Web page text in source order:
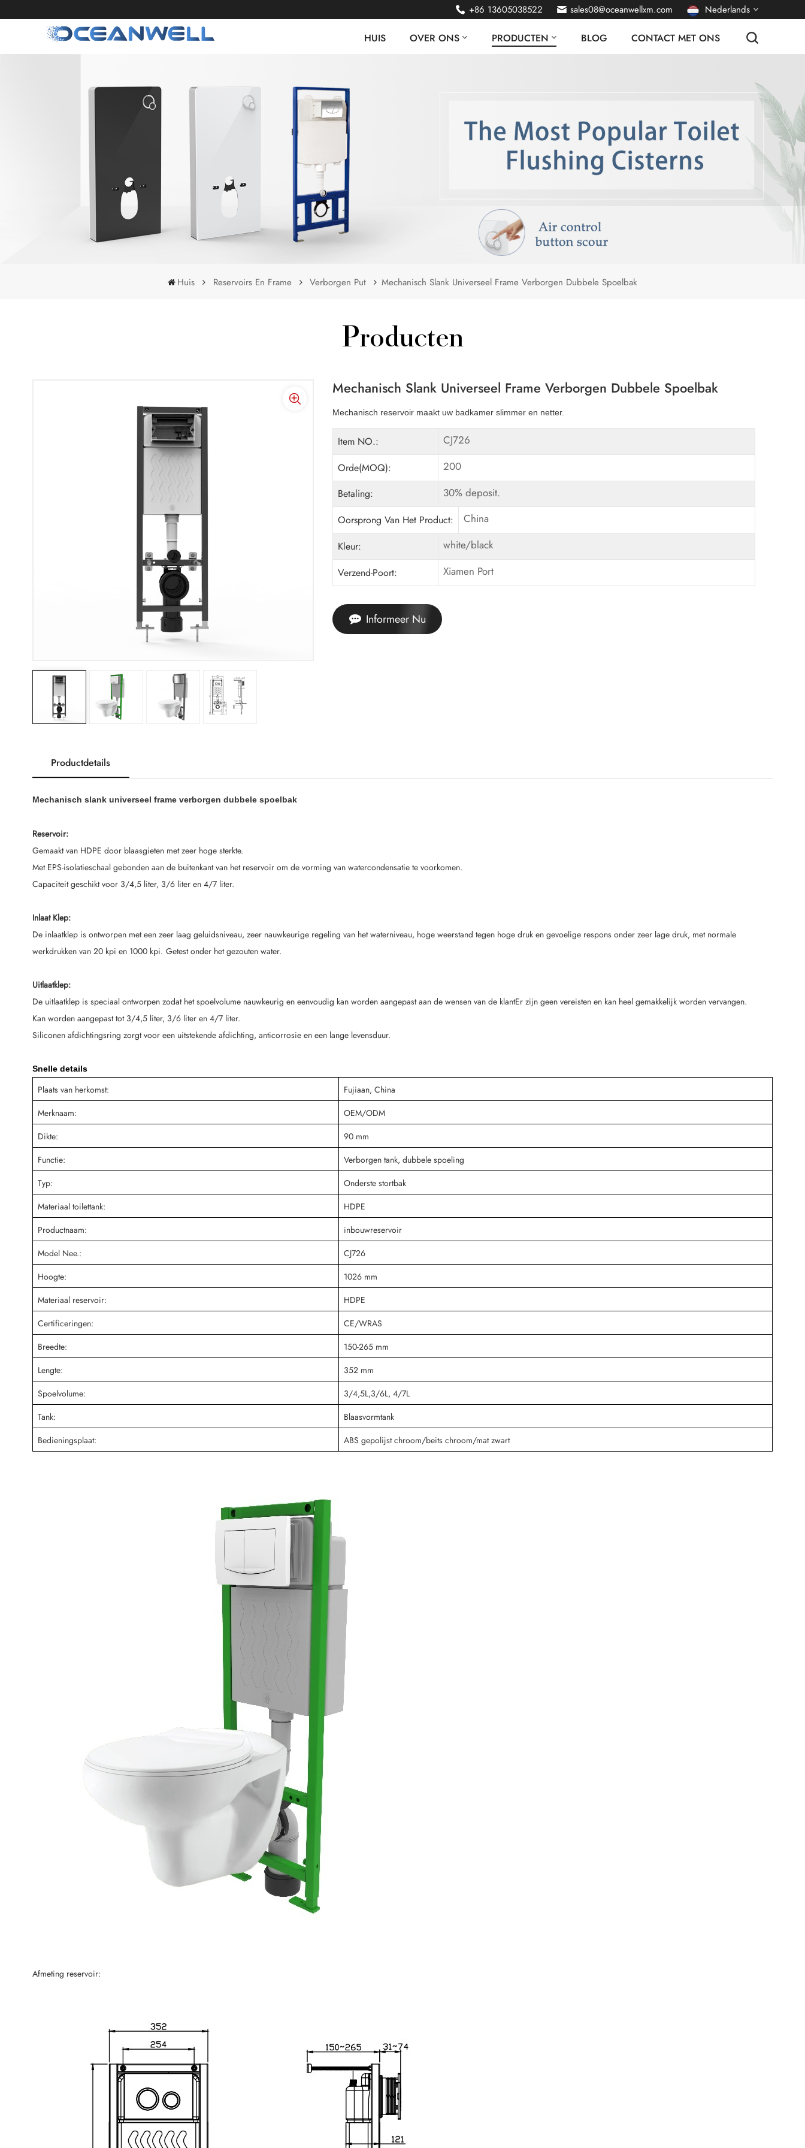
+86 13605038522 sales08@oceanwellxm.com Nederlands
русский
italiano
HUIS OVER ONS PRODUCTEN BLOG CONTACT MET ONS
Huis Reservoirs En Frame Verborgen Put Mechanisch Slank Universeel Frame Verborgen Dubbele Spoelbak
Producten
Mechanisch Slank Universeel Frame Verborgen Dubbele Spoelbak
Mechanisch reservoir maakt uw badkamer slimmer en netter.
Item NO.: CJ726
Orde(MOQ): 200
Betaling: 30% deposit.
Oorsprong Van Het Product: China
Kleur: white/black
Verzend-Poort: Xiamen Port
Informeer Nu
Productdetails
Mechanisch slank universeel frame verborgen dubbele spoelbak
Reservoir:
Gemaakt van HDPE door blaasgieten met zeer hoge sterkte.
Met EPS-isolatieschaal gebonden aan de buitenkant van het reservoir om de vorming van watercondensatie te voorkomen.
Capaciteit geschikt voor 3/4,5 liter, 3/6 liter en 4/7 liter.
Inlaat Klep:
De inlaatklep is ontworpen met een zeer laag geluidsniveau, zeer nauwkeurige regeling van het waterniveau, hoge weerstand tegen hoge druk en gevoelige respons onder zeer lage druk, met normale
werkdrukken van 20 kpi en 1000 kpi. Getest onder het gezouten water.
Uitlaatklep:
De uitlaatklep is speciaal ontworpen zodat het spoelvolume nauwkeurig en eenvoudig kan worden aangepast aan de wensen van de klantEr zijn geen vereisten en kan heel gemakkelijk worden vervangen.
Kan worden aangepast tot 3/4,5 liter, 3/6 liter en 4/7 liter.
Siliconen afdichtingsring zorgt voor een uitstekende afdichting, anticorrosie en een lange levensduur.
Snelle details
Plaats van herkomst:
Fujiaan, China
Merknaam:
OEM/ODM
Dikte:
90 mm
Functie:
Verborgen tank, dubbele spoeling
Typ:
Onderste stortbak
Materiaal toilettank:
HDPE
Productnaam:
inbouwreservoir
Model Nee.:
CJ726
Hoogte:
1026 mm
Materiaal reservoir:
HDPE
Certificeringen:
CE/WRAS
Breedte:
150-265 mm
Lengte:
352 mm
Spoelvolume:
3/4,5L,3/6L, 4/7L
Tank:
Blaasvormtank
Bedieningsplaat:
ABS gepolijst chroom/beits chroom/mat zwart
Afmeting reservoir: